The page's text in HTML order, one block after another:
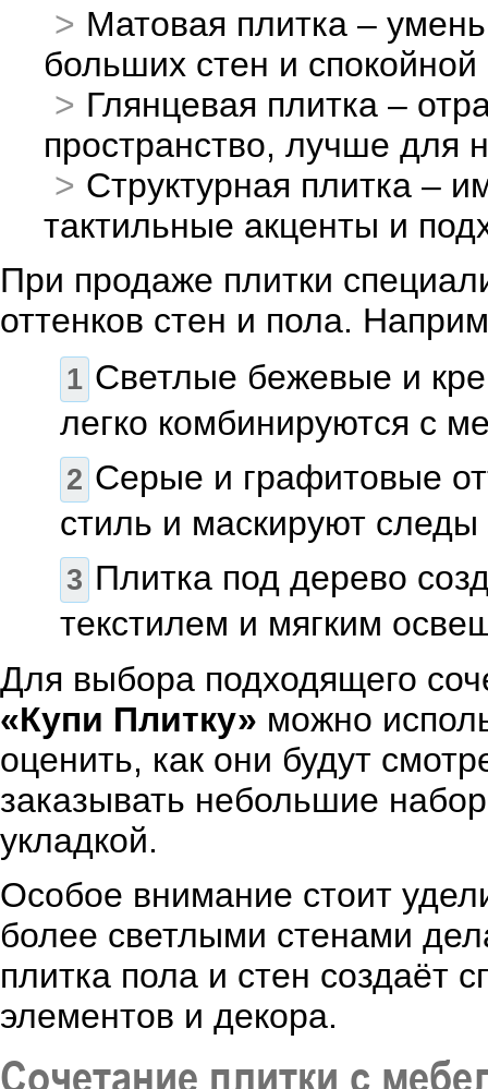
Матовая плитка –
больших стен и
Глянцевая плитка –
пространство, лучше для
Структурная плитка –
тактильные акценты и
При продаже плитки
оттенков стен и пола.
Светлые бежевые и
легко комбинируются с
Серые и графитовые
стиль и маскируют
Плитка под дерево
текстилем и мягким
Для выбора подходящего
«Купи Плитку» можно
оценить, как они будут
заказывать небольшие
укладкой.
Особое внимание стоит
более светлыми стенами
плитка пола и стен создаёт
элементов и декора.
Сочетание плитки с